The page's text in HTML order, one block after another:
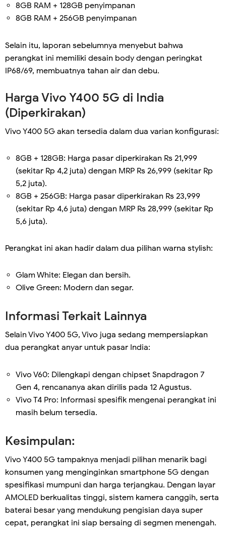
8GB RAM + 128GB penyimpanan
8GB RAM + 256GB penyimpanan
Selain itu, laporan sebelumnya menyebut bahwa
perangkat ini memiliki desain body dengan peringkat
IP68/69, membuatnya tahan air dan debu.
Harga Vivo Y400 5G di India
(Diperkirakan)
Vivo Y400 5G akan tersedia dalam dua varian konfigurasi:
8GB + 128GB: Harga pasar diperkirakan Rs 21,999
(sekitar Rp 4,2 juta) dengan MRP Rs 26,999 (sekitar Rp
5,2 juta).
8GB + 256GB: Harga pasar diperkirakan Rs 23,999
(sekitar Rp 4,6 juta) dengan MRP Rs 28,999 (sekitar Rp
5,6 juta).
Perangkat ini akan hadir dalam dua pilihan warna stylish:
Glam White: Elegan dan bersih.
Olive Green: Modern dan segar.
Informasi Terkait Lainnya
Selain Vivo Y400 5G, Vivo juga sedang mempersiapkan
dua perangkat anyar untuk pasar India:
Vivo V60: Dilengkapi dengan chipset Snapdragon 7
Gen 4, rencananya akan dirilis pada 12 Agustus.
Vivo T4 Pro: Informasi spesifik mengenai perangkat ini
masih belum tersedia.
Kesimpulan:
Vivo Y400 5G tampaknya menjadi pilihan menarik bagi
konsumen yang menginginkan smartphone 5G dengan
spesifikasi mumpuni dan harga terjangkau. Dengan layar
AMOLED berkualitas tinggi, sistem kamera canggih, serta
baterai besar yang mendukung pengisian daya super
cepat, perangkat ini siap bersaing di segmen menengah.